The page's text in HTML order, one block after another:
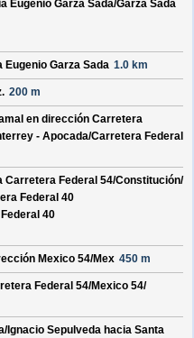
Eugenio Garza Sada/Garza Sada
Eugenio Garza Sada 1.0 km
. 200 m
en dirección Carretera
- Apocada/Carretera Federal
Carretera Federal 54/Constitución/
Federal 40
40
Mexico 54/Mex 450 m
Federal 54/Mexico 54/
Ignacio Sepulveda hacia Santa